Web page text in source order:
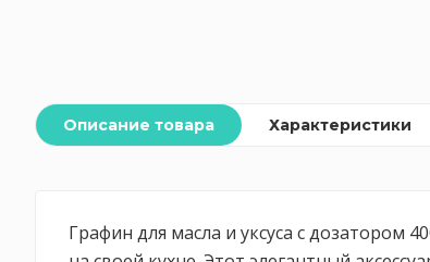
Описание товара Характеристики
Графин для масла и уксуса с дозатором